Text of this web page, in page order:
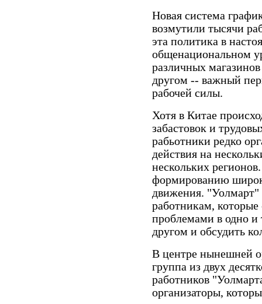
Новая система
возмутили тысячи
эта политика в
общенациональном
различных магазинов
другом -- важный
рабочей силы.
Хотя в Китае
забастовок и
рабьотники редко
действия на
нескольких
формированию
движения. "Уолмарт"
работникам,
проблемами в одно и
другом и обсудить
В центре нынешней
группа из двух
работников
организаторы,